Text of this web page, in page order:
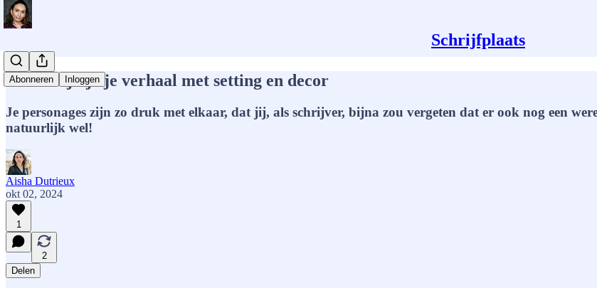
Schrijfplaats
Abonneren Inloggen
Zo verrijk je je verhaal met setting en decor
Je personages zijn zo druk met elkaar, dat jij, als schrijver, bijna zou vergeten dat er ook nog een
natuurlijk wel!
Aisha Dutrieux
okt 02, 2024
1
2
Delen